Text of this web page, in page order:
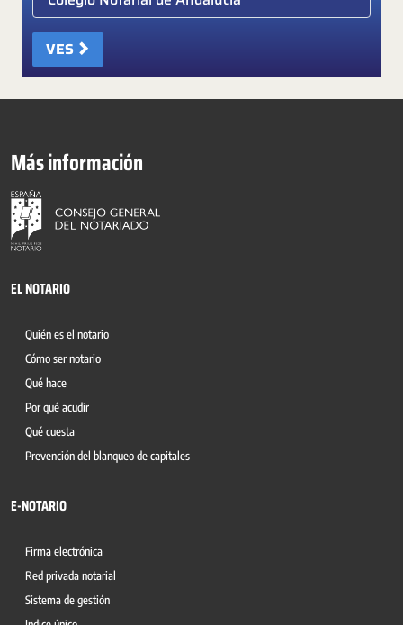
VES
Más información
EL NOTARIO
Quién es el notario
Cómo ser notario
Qué hace
Por qué acudir
Qué cuesta
Prevención del blanqueo de capitales
E-NOTARIO
Firma electrónica
Red privada notarial
Sistema de gestión